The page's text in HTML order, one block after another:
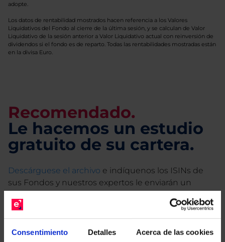
Consentimiento Detalles Acerca de las cookies
adopte.
Los datos de rentabilidad mostrados hacen referencia a los Valores
Liquidativos del Fondo al cierre de la última sesión, y se calculan de Valor
Liquidativo de la sesión anterior a Valor Liquidativo actual con reinversión de
dividendos si el fondo es de reparto. Todas las rentabilidades mostradas están
en la divisa Euro.
Recomendado.
Le hacemos un estudio
gratuito de su cartera.
Descárguese el archivo e indíquenos los ISINs de
sus Fondos y nuestros expertos le enviarán un
Limpias con las que podrá ahorrar en sus costes.